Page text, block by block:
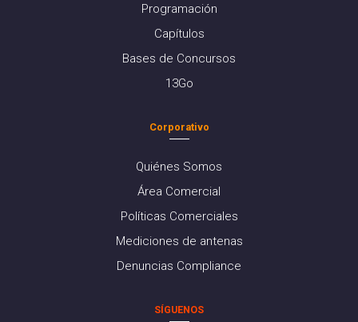
Programación
Capítulos
Bases de Concursos
13Go
Corporativo
Quiénes Somos
Área Comercial
Políticas Comerciales
Mediciones de antenas
Denuncias Compliance
SÍGUENOS